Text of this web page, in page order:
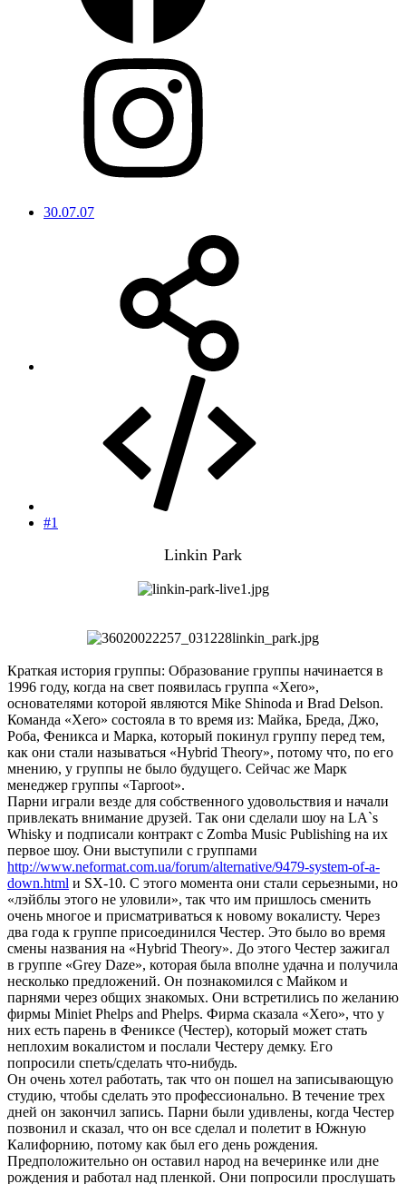
30.07.07
#1
Linkin Park
Краткая история группы: Образование группы начинается в
1996 году, когда на свет появилась группа «Xero»,
основателями которой являются Mike Shinoda и Brad Delson.
Команда «Xero» состояла в то время из: Майка, Бреда, Джо,
Роба, Феникса и Марка, который покинул группу перед тем,
как они стали называться «Hybrid Theory», потому что, по его
мнению, у группы не было будущего. Сейчас же Марк
менеджер группы «Taproot».
Парни играли везде для собственного удовольствия и начали
привлекать внимание друзей. Так они сделали шоу на LA`s
Whisky и подписали контракт с Zomba Music Publishing на их
первое шоу. Они выступили с группами
http://www.neformat.com.ua/forum/alternative/9479-system-of-a-
down.html и SX-10. С этого момента они стали серьезными, но
«лэйблы этого не уловили», так что им пришлось сменить
очень многое и присматриваться к новому вокалисту. Через
два года к группе присоединился Честер. Это было во время
смены названия на «Hybrid Theory». До этого Честер зажигал
в группе «Grey Daze», которая была вполне удачна и получила
несколько предложений. Он познакомился с Майком и
парнями через общих знакомых. Они встретились по желанию
фирмы Miniet Phelps and Phelps. Фирма сказала «Xero», что у
них есть парень в Фениксе (Честер), который может стать
неплохим вокалистом и послали Честеру демку. Его
попросили спеть/сделать что-нибудь.
Он очень хотел работать, так что он пошел на записывающую
студию, чтобы сделать это профессионально. В течение трех
дней он закончил запись. Парни были удивлены, когда Честер
позвонил и сказал, что он все сделал и полетит в Южную
Калифорнию, потому как был его день рождения.
Предположительно он оставил народ на вечеринке или дне
рождения и работал над пленкой. Они попросили прослушать